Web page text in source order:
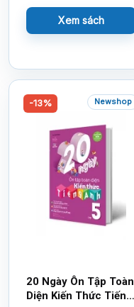
Xem sách
-13% Newshop
20 Ngày Ôn Tập Toàn
Diện Kiến Thức Tiếng